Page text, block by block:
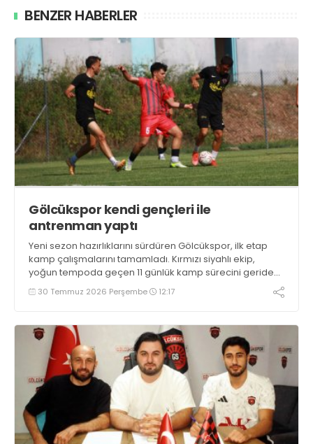
BENZER HABERLER
Gölcükspor kendi gençleri ile
antrenman yaptı
Yeni sezon hazırlıklarını sürdüren Gölcükspor, ilk etap
kamp çalışmalarını tamamladı. Kırmızı siyahlı ekip,
yoğun tempoda geçen 11 günlük kamp sürecini geride
bıraktı.
30 Temmuz 2026 Perşembe 12:17